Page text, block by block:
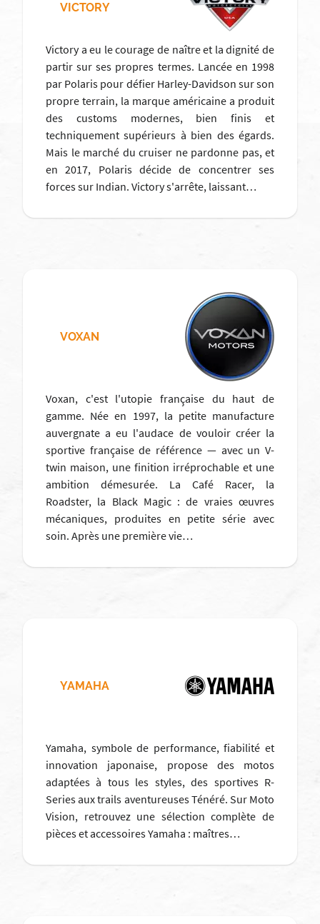
VICTORY
Victory a eu le courage de naître et la dignité de
partir sur ses propres termes. Lancée en 1998
par Polaris pour défier Harley-Davidson sur son
propre terrain, la marque américaine a produit
des customs modernes, bien finis et
techniquement supérieurs à bien des égards.
Mais le marché du cruiser ne pardonne pas, et
en 2017, Polaris décide de concentrer ses
forces sur Indian. Victory s'arrête, laissant…
VOXAN
Voxan, c'est l'utopie française du haut de
gamme. Née en 1997, la petite manufacture
auvergnate a eu l'audace de vouloir créer la
sportive française de référence — avec un V-
twin maison, une finition irréprochable et une
ambition démesurée. La Café Racer, la
Roadster, la Black Magic : de vraies œuvres
mécaniques, produites en petite série avec
soin. Après une première vie…
YAMAHA
Yamaha, symbole de performance, fiabilité et
innovation japonaise, propose des motos
adaptées à tous les styles, des sportives R-
Series aux trails aventureuses Ténéré. Sur Moto
Vision, retrouvez une sélection complète de
pièces et accessoires Yamaha : maîtres…